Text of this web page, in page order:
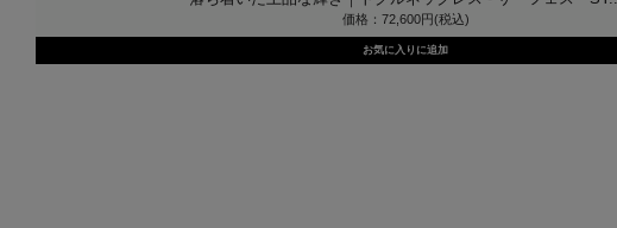
価格：72,600円(税込)